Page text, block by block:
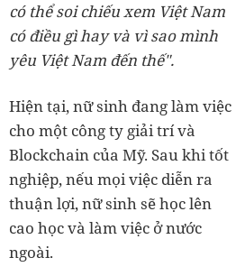
có thể soi chiếu xem Việt Nam
có điều gì hay và vì sao mình
yêu Việt Nam đến thế".
Hiện tại, nữ sinh đang làm việc
cho một công ty giải trí và
Blockchain của Mỹ. Sau khi tốt
nghiệp, nếu mọi việc diễn ra
thuận lợi, nữ sinh sẽ học lên
cao học và làm việc ở nước
ngoài.